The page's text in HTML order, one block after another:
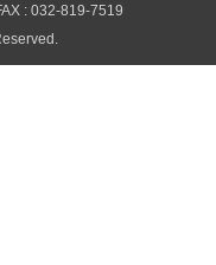
: 032-819-7519